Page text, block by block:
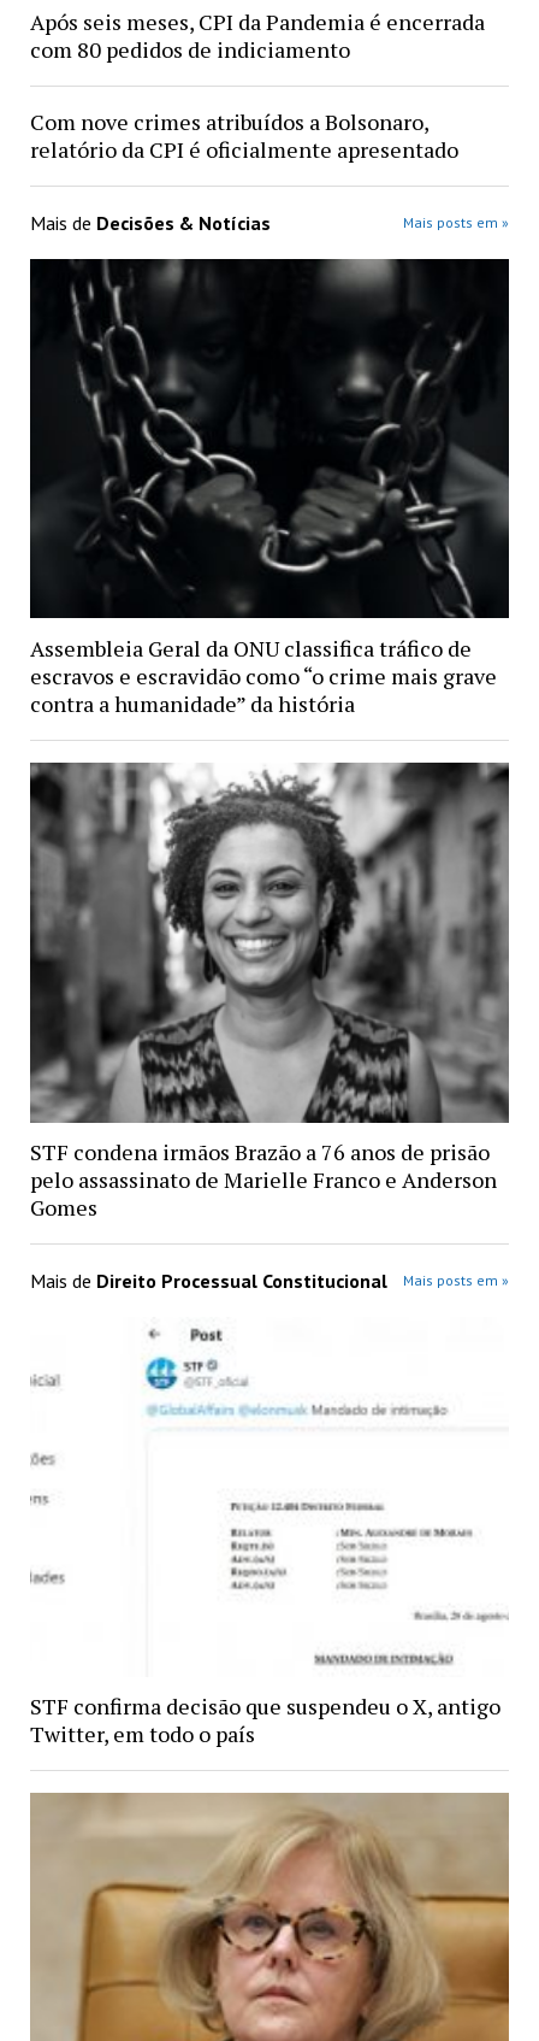
Após seis meses, CPI da Pandemia é encerrada
com 80 pedidos de indiciamento
Com nove crimes atribuídos a Bolsonaro,
relatório da CPI é oficialmente apresentado
Mais de Decisões & Notícias Mais posts em »
Assembleia Geral da ONU classifica tráfico de
escravos e escravidão como “o crime mais grave
contra a humanidade” da história
STF condena irmãos Brazão a 76 anos de prisão
pelo assassinato de Marielle Franco e Anderson
Gomes
Mais de Direito Processual Constitucional Mais posts em »
STF confirma decisão que suspendeu o X, antigo
Twitter, em todo o país